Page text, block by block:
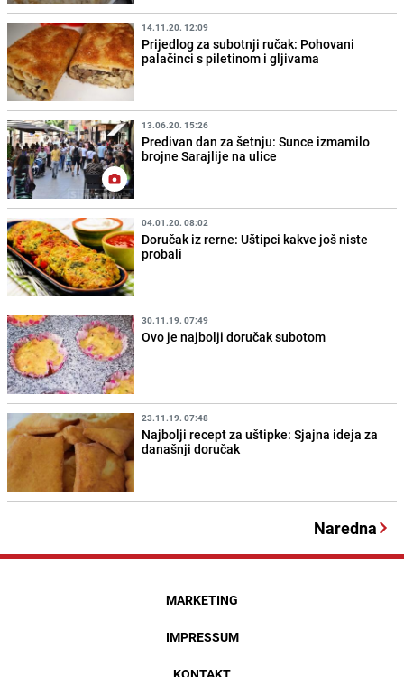
14.11.20. 12:09
Prijedlog za subotnji ručak: Pohovani
palačinci s piletinom i gljivama
13.06.20. 15:26
Predivan dan za šetnju: Sunce izmamilo
brojne Sarajlije na ulice
04.01.20. 08:02
Doručak iz rerne: Uštipci kakve još niste
probali
30.11.19. 07:49
Ovo je najbolji doručak subotom
23.11.19. 07:48
Najbolji recept za uštipke: Sjajna ideja za
današnji doručak
Naredna
MARKETING
IMPRESSUM